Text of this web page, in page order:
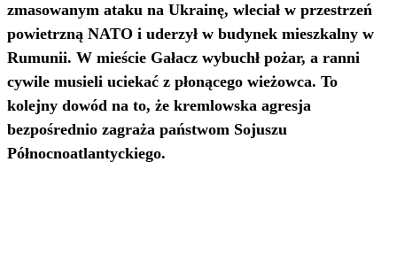
zmasowanym ataku na Ukrainę, wleciał w przestrzeń
powietrzną NATO i uderzył w budynek mieszkalny w
Rumunii. W mieście Gałacz wybuchł pożar, a ranni
cywile musieli uciekać z płonącego wieżowca. To
kolejny dowód na to, że kremlowska agresja
bezpośrednio zagraża państwom Sojuszu
Północnoatlantyckiego.